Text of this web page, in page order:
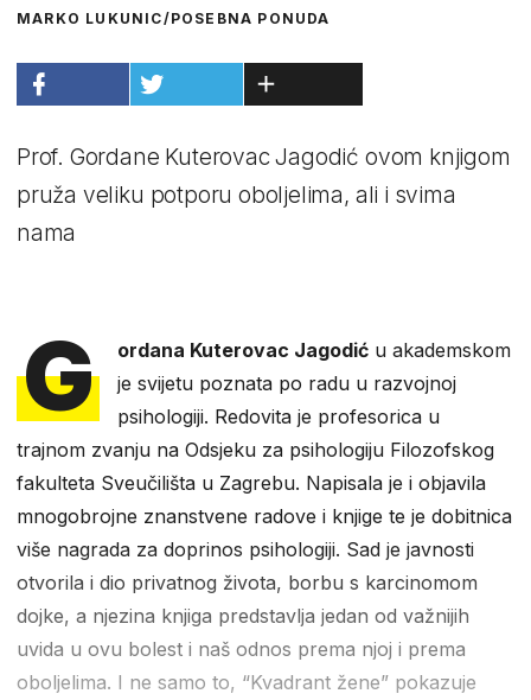
MARKO LUKUNIC/POSEBNA PONUDA
Prof. Gordane Kuterovac Jagodić ovom knjigom
pruža veliku potporu oboljelima, ali i svima
nama
G ordana Kuterovac Jagodić u akademskom
je svijetu poznata po radu u razvojnoj
psihologiji. Redovita je profesorica u
trajnom zvanju na Odsjeku za psihologiju Filozofskog
fakulteta Sveučilišta u Zagrebu. Napisala je i objavila
mnogobrojne znanstvene radove i knjige te je dobitnica
više nagrada za doprinos psihologiji. Sad je javnosti
otvorila i dio privatnog života, borbu s karcinomom
dojke, a njezina knjiga predstavlja jedan od važnijih
uvida u ovu bolest i naš odnos prema njoj i prema
oboljelima. I ne samo to, “Kvadrant žene” pokazuje